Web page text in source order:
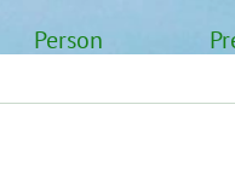
Person